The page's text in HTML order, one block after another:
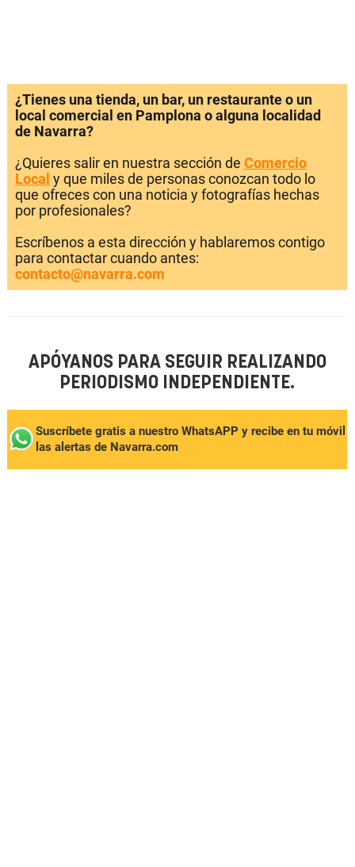
¿Tienes una tienda, un bar, un restaurante o un
local comercial en Pamplona o alguna localidad
de Navarra?
¿Quieres salir en nuestra sección de Comercio
Local y que miles de personas conozcan todo lo
que ofreces con una noticia y fotografías hechas
por profesionales?
Escríbenos a esta dirección y hablaremos contigo
para contactar cuando antes:
contacto@navarra.com
APÓYANOS PARA SEGUIR REALIZANDO
PERIODISMO INDEPENDIENTE.
Suscríbete gratis a nuestro WhatsAPP y recibe en tu móvil
las alertas de Navarra.com